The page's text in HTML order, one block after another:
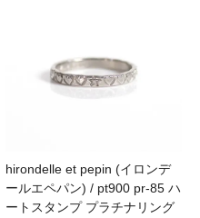
hirondelle et pepin (イロンデ
ールエペパン) / pt900 pr-85 ハ
ートスタンプ プラチナリング